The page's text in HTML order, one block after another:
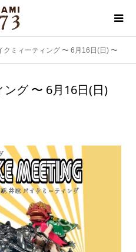
クミィーティング 〜 6月16日(日) 〜
グ 〜 6月16日(日)